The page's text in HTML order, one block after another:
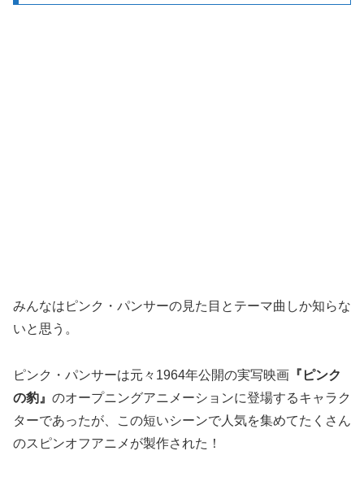
みんなはピンク・パンサーの見た目とテーマ曲しか知らな
いと思う。
ピンク・パンサーは元々1964年公開の実写映画 『ピンク
の豹』 のオープニングアニメーションに登場するキャラク
ターであったが、この短いシーンで人気を集めてたくさん
のスピンオフアニメが製作された！